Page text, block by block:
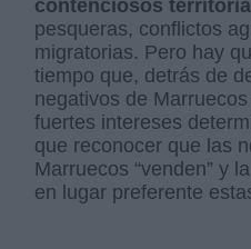
contenciosos
pesqueras, conflictos
migratorias. Pero hay
tiempo que, detrás de
negativos de
fuertes intereses
que reconocer que las
Marruecos “venden” y
en lugar preferente